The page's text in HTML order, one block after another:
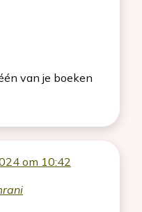
van je boeken
om 10:42